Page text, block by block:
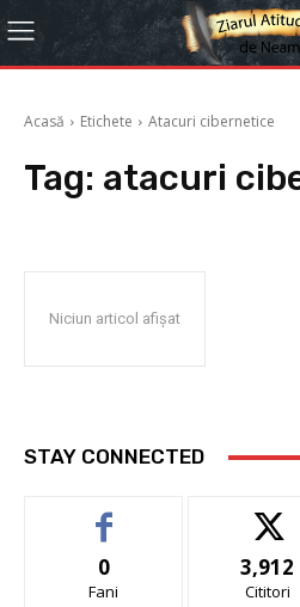
Acasă Etichete Atacuri cibernetice
Tag: atacuri
Niciun articol afișat
STAY CONNECTED
0
Fani
3,912
Cititori